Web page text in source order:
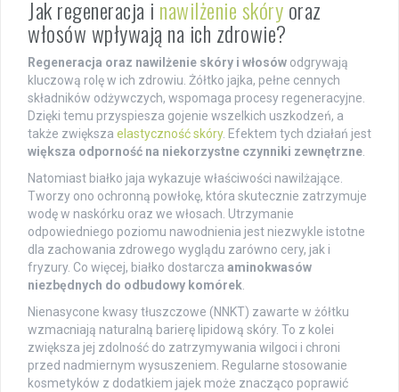
Jak regeneracja i nawilżenie skóryoraz
włosów wpływają na ich zdrowie?
Regeneracja oraz nawilżenie skóry i włosów odgrywają
kluczową rolę w ich zdrowiu. Żółtko jajka, pełne cennych
składników odżywczych, wspomaga procesy regeneracyjne.
Dzięki temu przyspiesza gojenie wszelkich uszkodzeń, a
także zwiększa elastyczność skóry. Efektem tych działań jest
większa odporność na niekorzystne czynniki zewnętrzne
Natomiast białko jaja wykazuje właściwości nawilżające.
Tworzy ono ochronną powłokę, która skutecznie zatrzymuje
wodę w naskórku oraz we włosach. Utrzymanie
odpowiedniego poziomu nawodnienia jest niezwykle istotne
dla zachowania zdrowego wyglądu zarówno cery, jak i
fryzury. Co więcej, białko dostarcza aminokwasów
niezbędnych do odbudowy komórek
Nienasycone kwasy tłuszczowe (NNKT) zawarte w żółtku
wzmacniają naturalną barierę lipidową skóry. To z kolei
zwiększa jej zdolność do zatrzymywania wilgoci i chroni
przed nadmiernym wysuszeniem. Regularne stosowanie
kosmetyków z dodatkiem jajek może znacząco poprawić